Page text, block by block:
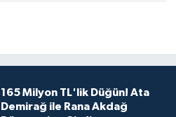
165 Milyon TL'lik Düğün! Ata
Demirağ ile Rana Akdağ